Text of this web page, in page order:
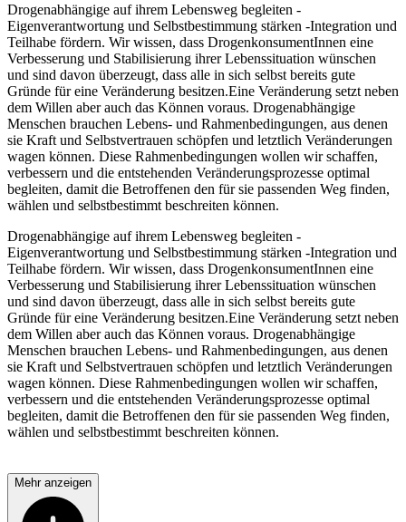
Drogenabhängige auf ihrem Lebensweg begleiten -
Eigenverantwortung und Selbstbestimmung stärken -Integration und
Teilhabe fördern. Wir wissen, dass DrogenkonsumentInnen eine
Verbesserung und Stabilisierung ihrer Lebenssituation wünschen
und sind davon überzeugt, dass alle in sich selbst bereits gute
Gründe für eine Veränderung besitzen.Eine Veränderung setzt neben
dem Willen aber auch das Können voraus. Drogenabhängige
Menschen brauchen Lebens- und Rahmenbedingungen, aus denen
sie Kraft und Selbstvertrauen schöpfen und letztlich Veränderungen
wagen können. Diese Rahmenbedingungen wollen wir schaffen,
verbessern und die entstehenden Veränderungsprozesse optimal
begleiten, damit die Betroffenen den für sie passenden Weg finden,
wählen und selbstbestimmt beschreiten können.
Drogenabhängige auf ihrem Lebensweg begleiten -
Eigenverantwortung und Selbstbestimmung stärken -Integration und
Teilhabe fördern. Wir wissen, dass DrogenkonsumentInnen eine
Verbesserung und Stabilisierung ihrer Lebenssituation wünschen
und sind davon überzeugt, dass alle in sich selbst bereits gute
Gründe für eine Veränderung besitzen.Eine Veränderung setzt neben
dem Willen aber auch das Können voraus. Drogenabhängige
Menschen brauchen Lebens- und Rahmenbedingungen, aus denen
sie Kraft und Selbstvertrauen schöpfen und letztlich Veränderungen
wagen können. Diese Rahmenbedingungen wollen wir schaffen,
verbessern und die entstehenden Veränderungsprozesse optimal
begleiten, damit die Betroffenen den für sie passenden Weg finden,
wählen und selbstbestimmt beschreiten können.
Mehr anzeigen